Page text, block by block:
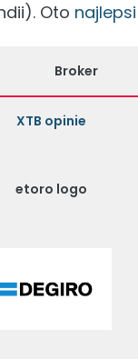
Oto
Broker